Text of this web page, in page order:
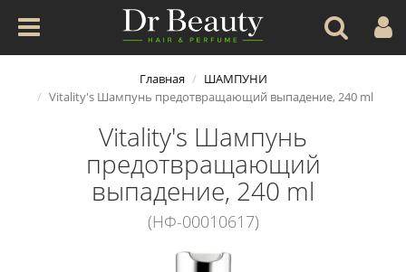
Главная
ШАМПУНИ
Vitality's Шампунь предотвращающий выпадение, 240 ml
Vitality's Шампунь
предотвращающий
выпадение, 240 ml
(НФ-00010617)